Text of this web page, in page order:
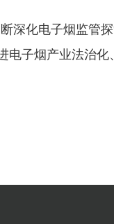
断深化电子烟监
电子烟产业法治